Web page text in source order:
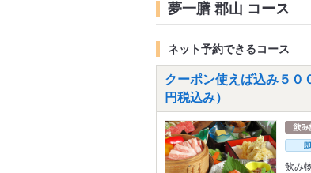
夢一膳 郡山 コース
ネット予約できるコース
クーポン使えば込み５
円税込み）
飲み